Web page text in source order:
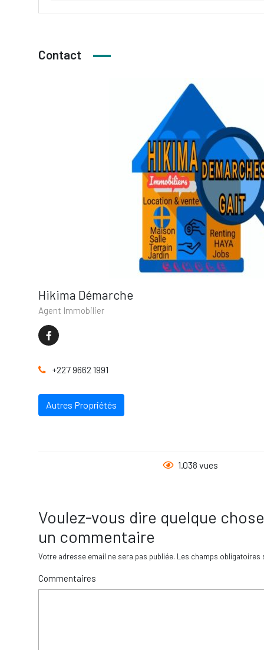
Contact
Hikima Démarche
Agent Immobilier
+227 9662 1991
Autres Propriétés
1.038 vues
Voulez-vous dire quelque
un commentaire
Votre adresse email ne sera pas publiée. Les champs obligatoires
Commentaires